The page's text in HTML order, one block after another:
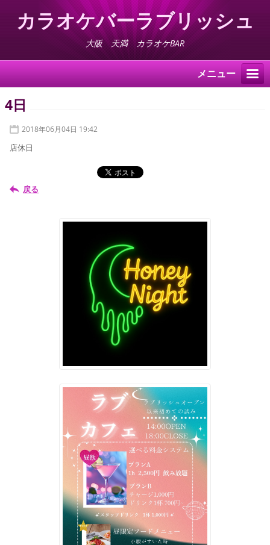
カラオケバーラブリッシュ
大阪 天満 カラオケBAR
メニュー
4日
2018年06月04日 19:42
店休日
戻る